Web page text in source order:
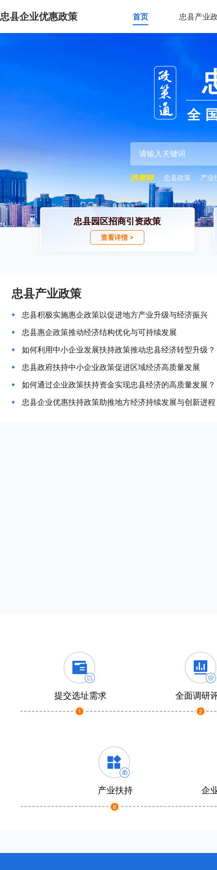
忠县企业优惠政策 首页 忠县产业
全
忠县政策 产业
忠县园区招商引资政策
查看详情 >
忠县产业政策
忠县积极实施惠企政策以促进地方产业升级与经济振兴
忠县惠企政策推动经济结构优化与可持续发展
如何利用中小企业发展扶持政策推动忠县经济转型升级？
忠县政府扶持中小企业政策促进区域经济高质量发展
如何通过企业政策扶持资金实现忠县经济的高质量发展？
忠县企业优惠扶持政策助推地方经济持续发展与创新进程
提交选址需求 全面调研
产业扶持 企